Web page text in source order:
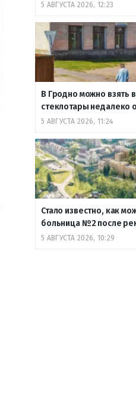
5 АВГУСТА 2026, 12:23
В Гродно можно взять
стеклотары недалеко
5 АВГУСТА 2026, 11:24
Стало известно, как
больница №2 после
5 АВГУСТА 2026, 10:29